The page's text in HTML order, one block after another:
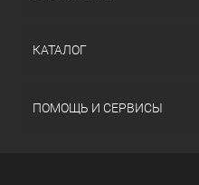
КАТАЛОГ
ПОМОЩЬ И СЕРВИСЫ